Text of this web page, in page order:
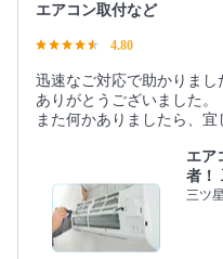
エアコン取付など
4.80
迅速なご対応で助かりまし
ありがとうございました。
また何かありましたら、宜
エア
者！
三ツ